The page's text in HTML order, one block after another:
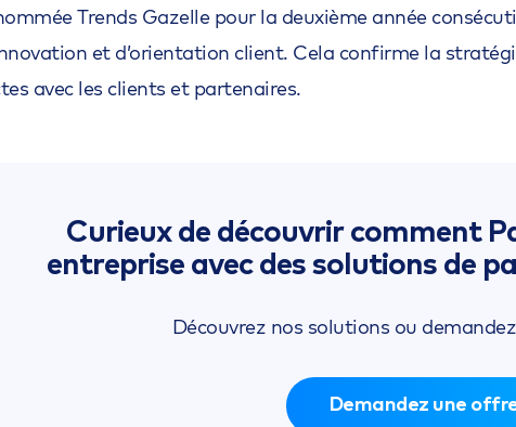
Trends Gazelle pour la deuxième année
et d’orientation client. Cela confirme la
avec les clients et partenaires.
Découvrez nos solutions ou
Demandez une
Curieux de découvrir comment
entreprise avec des solutions de